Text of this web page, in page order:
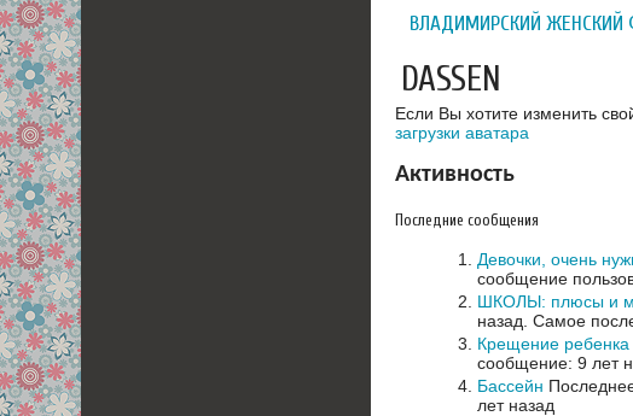
ВЛАДИМИРСКИЙ ЖЕНСКИЙ
DASSEN
Если Вы хотите изменить
загрузки аватара
Активность
Последние сообщения
Девочки, очень
сообщение
ШКОЛЫ: плюсы и
назад. Самое
Крещение ребенка
сообщение: 9 лет
Бассейн
лет назад